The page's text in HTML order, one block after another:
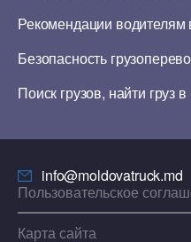
Рекомендации водителям
Безопасность
Поиск грузов, найти груз
info@moldovatruck.md
Пользовательское
Карта сайта